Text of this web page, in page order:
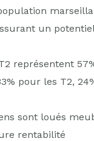
un
représentent
pour les T2,
sont loués
rentabilité